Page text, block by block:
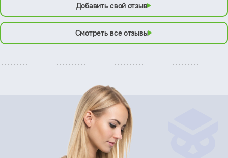
Добавить свой отзыв
Смотреть все отзывы